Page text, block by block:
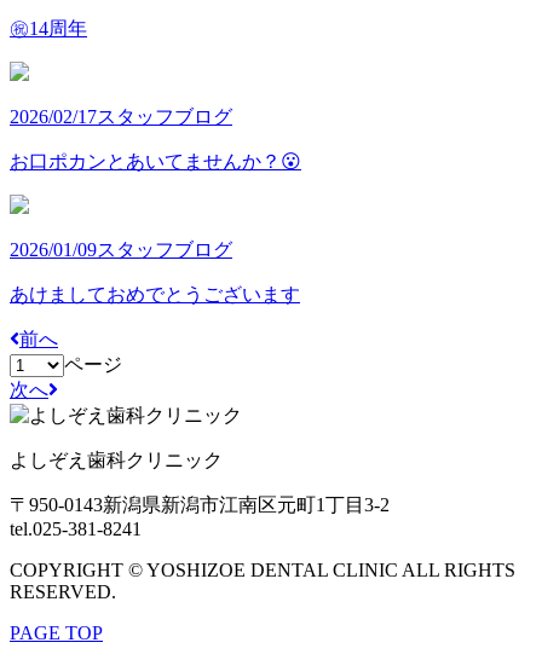
㊗️14周年
2026/02/17スタッフブログ
お口ポカンとあいてませんか？😮
2026/01/09スタッフブログ
あけましておめでとうございます
前へ
ページ
次へ
よしぞえ歯科クリニック
〒950-0143新潟県新潟市江南区元町1丁目3-2
tel.025-381-8241
COPYRIGHT © YOSHIZOE DENTAL CLINIC ALL RIGHTS
RESERVED.
PAGE TOP